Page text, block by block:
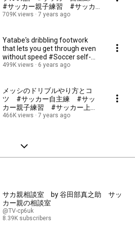
#サッカー親子練習 #サッカ
ー上手くなる #サッカー上達方
709K views 7 years ago
Yatabe's dribbling footwork
that lets you get through even
without speed #Soccer self-
practice #S...
499K views 6 years ago
メッシのドリブルやり方とコ
ツ #サッカー自主練 #サッ
カー親子練習 #サッカー上手
くなる #サッカー上達方法
466K views 7 years ago
サカ親相談室 by 谷田部真之助 サッ
カー親の相談室
@TV-cp6uk
8.39K subscribers